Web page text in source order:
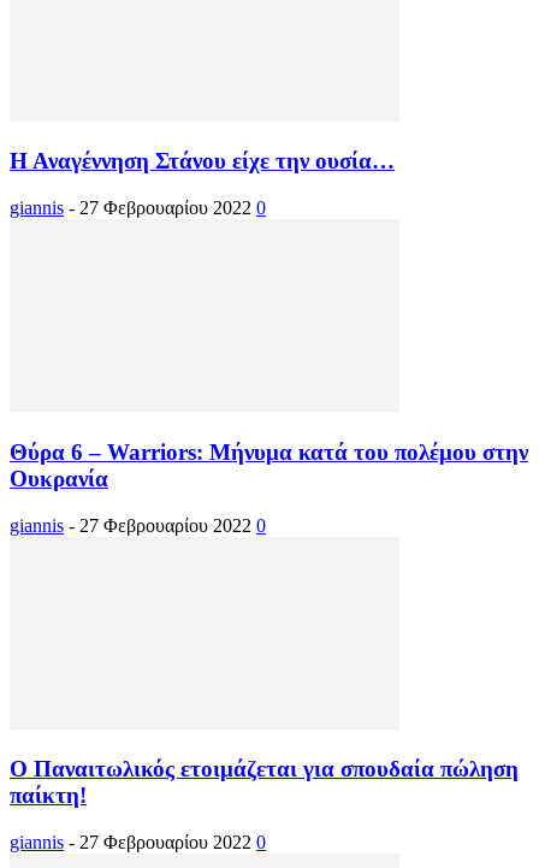
Η Αναγέννηση Στάνου είχε την ουσία…
giannis - 27 Φεβρουαρίου 2022 0
Θύρα 6 – Warriors: Μήνυμα κατά του πολέμου στην
Ουκρανία
giannis - 27 Φεβρουαρίου 2022 0
Ο Παναιτωλικός ετοιμάζεται για σπουδαία πώληση
παίκτη!
giannis - 27 Φεβρουαρίου 2022 0